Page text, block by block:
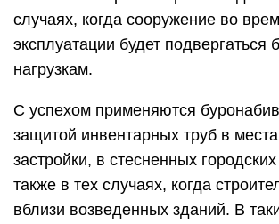
случаях, когда сооружение во
эксплуатации будет подвергаться
нагрузкам.
С успехом применяются
защитой инвентарных труб в
застройки, в стесненных
также в тех случаях, когда
вблизи возведенных зданий. В